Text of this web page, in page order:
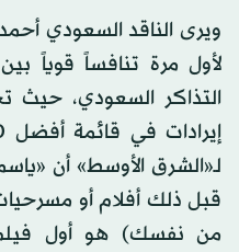
عبد المغني ضيوف شرف.
ويرى الناقد السعودي
لأول مرة تنافساً قوياً
التذاكر السعودي، حيث
لـ«الشرق الأوسط» أن
قبل ذلك أفلام أو